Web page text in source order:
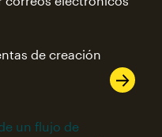
de creación